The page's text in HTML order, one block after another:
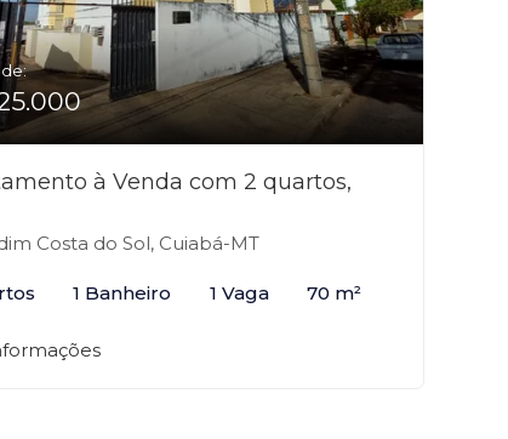
à Venda com 2 quartos,
Costa do Sol, Cuiabá-MT
1 Banheiro 1 Vaga 70 m²